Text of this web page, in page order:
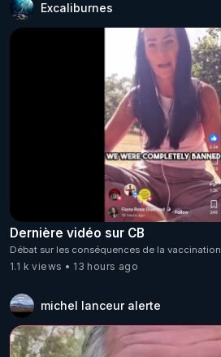
Excaliburnes
Dernière vidéo sur CB
Débat sur les conséquences de la vaccination
1.1 k views 13 hours ago
michel lanceur alerte